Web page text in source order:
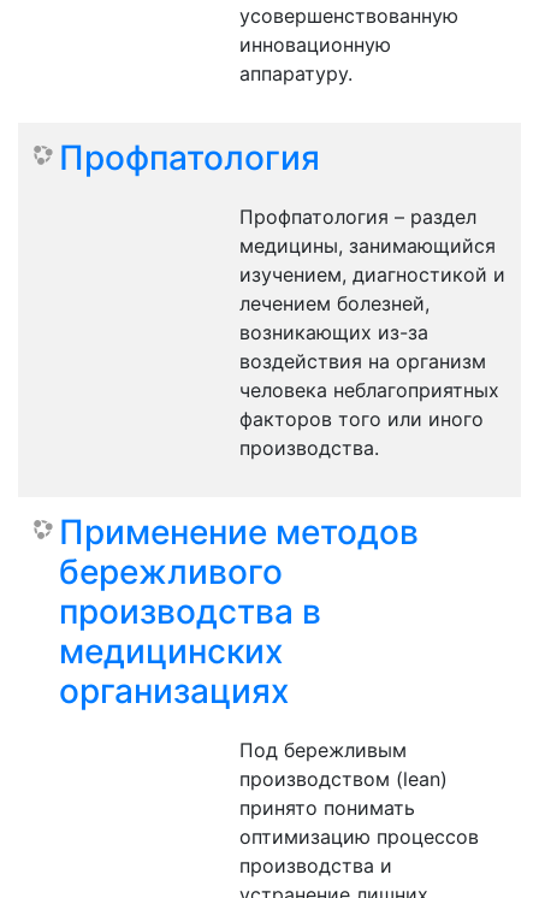
усовершенствованную
инновационную
аппаратуру.
Профпатология
Профпатология – раздел
медицины, занимающийся
изучением, диагностикой и
лечением болезней,
возникающих из-за
воздействия на организм
человека неблагоприятных
факторов того или иного
производства.
Применение методов
бережливого
производства в
медицинских
организациях
Под бережливым
производством (lean)
принято понимать
оптимизацию процессов
производства и